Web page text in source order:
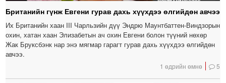
Британийн гүнж Евгени гурав дахь хүүхдээ өлгийдөн авчээ
Их Британийн хаан III Чарльзийн дүү Эндрю Маунтбаттен-Виндзорын
охин, хатан хаан Элизабетын ач охин Евгени болон түүний нөхөр
Жак Бруксбэнк нар энэ мягмар гарагт гурав дахь хүүхдээ өлгийдөн
авчээ.
1 өдрийн өмнө 5